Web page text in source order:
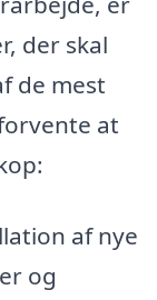
der skal
de mest
at
af nye
og